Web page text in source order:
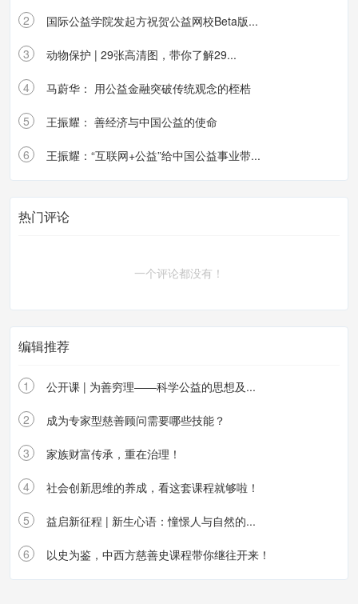
2 国际公益学院发起方祝贺公益网校Beta版...
3 动物保护 | 29张高清图，带你了解29...
4 马蔚华： 用公益金融突破传统观念的桎梏
5 王振耀： 善经济与中国公益的使命
6 王振耀：“互联网+公益”给中国公益事业带...
热门评论
一个评论都没有！
编辑推荐
1 公开课 | 为善穷理——科学公益的思想及...
2 成为专家型慈善顾问需要哪些技能？
3 家族财富传承，重在治理！
4 社会创新思维的养成，看这套课程就够啦！
5 益启新征程 | 新生心语：憧憬人与自然的...
6 以史为鉴，中西方慈善史课程带你继往开来！